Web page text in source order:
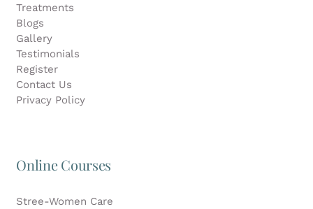
Treatments
Blogs
Gallery
Testimonials
Register
Contact Us
Privacy Policy
Online Courses
Stree-Women Care